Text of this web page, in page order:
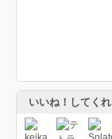
いいね！してく